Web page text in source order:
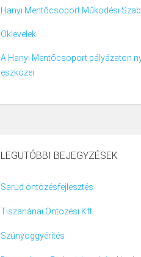
Hanyi Mentőcsoport Működési
Oklevelek
A Hanyi Mentőcsoport pályázaton
eszközei
LEGUTÓBBI BEJEGYZÉSEK
Sarud öntözésfejlesztés
Tiszanánai Öntözési Kft.
Szúnyoggyérítés